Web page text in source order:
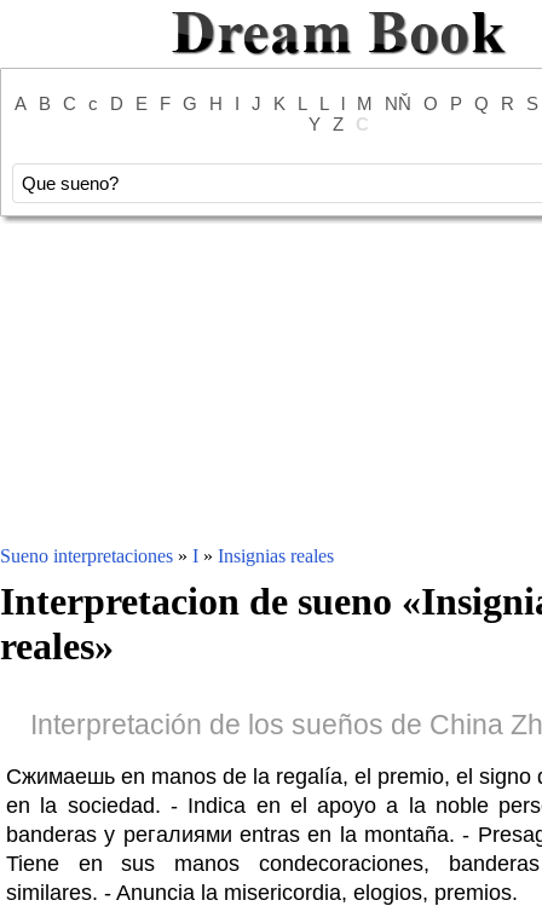
A B C c D E F G H I J K L L l M NŇ O P Q R
S
Y Z С
Sueno interpretaciones » I » Insignias reales
Interpretacion de sueno «
reales»
Interpretación de los sueños de China
Сжимаешь en manos de la regalía, el premio, el signo
en la sociedad. - Indica en el apoyo a la noble
banderas y регалиями entras en la montaña. -
Tiene en sus manos condecoraciones,
similares. - Anuncia la misericordia, elogios, premios.